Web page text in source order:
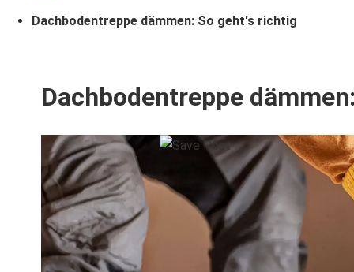
Dachbodentreppe dämmen: So geht's richtig
Dachbodentreppe